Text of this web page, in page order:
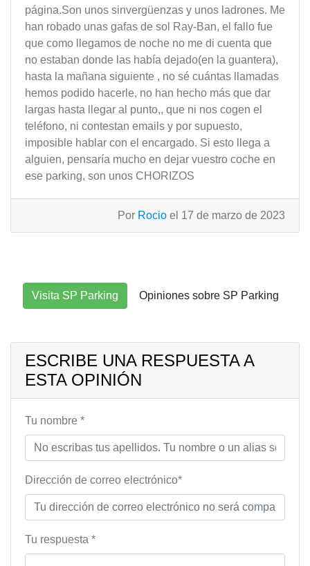
página.Son unos sinvergüenzas y unos ladrones. Me
han robado unas gafas de sol Ray-Ban, el fallo fue
que como llegamos de noche no me di cuenta que
no estaban donde las había dejado(en la guantera),
hasta la mañana siguiente , no sé cuántas llamadas
hemos podido hacerle, no han hecho más que dar
largas hasta llegar al punto,, que ni nos cogen el
teléfono, ni contestan emails y por supuesto,
imposible hablar con el encargado. Si esto llega a
alguien, pensaría mucho en dejar vuestro coche en
ese parking, son unos CHORIZOS
Por Rocio el 17 de marzo de 2023
Visita SP Parking Opiniones sobre SP Parking
ESCRIBE UNA RESPUESTA A
ESTA OPINIÓN
Tu nombre *
Dirección de correo electrónico*
Tu respuesta *